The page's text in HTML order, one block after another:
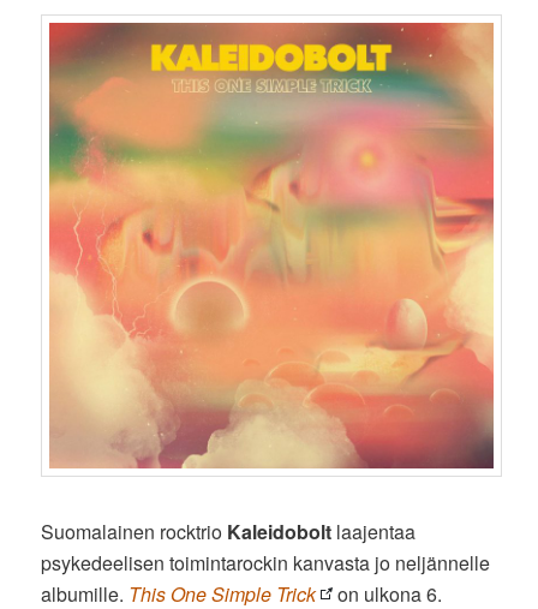
Suomalainen rocktrio Kaleidobolt laajentaa
psykedeelisen toimintarockin kanvasta jo neljännelle
albumille. This One Simple Trick
on ulkona 6.